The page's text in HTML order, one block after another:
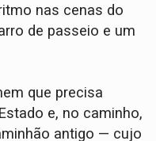
nas cenas do
de passeio e um
que precisa
e, no caminho,
antigo — cujo